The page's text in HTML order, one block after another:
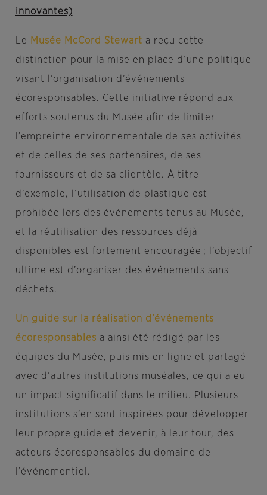
innovantes)
Le Musée McCord Stewart a reçu cette
distinction pour la mise en place d’une politique
visant l’organisation d’événements
écoresponsables. Cette initiative répond aux
efforts soutenus du Musée afin de limiter
l’empreinte environnementale de ses activités
et de celles de ses partenaires, de ses
fournisseurs et de sa clientèle. À titre
d’exemple, l’utilisation de plastique est
prohibée lors des événements tenus au Musée,
et la réutilisation des ressources déjà
disponibles est fortement encouragée ; l’objectif
ultime est d’organiser des événements sans
déchets.
Un guide sur la réalisation d’événements
écoresponsables a ainsi été rédigé par les
équipes du Musée, puis mis en ligne et partagé
avec d’autres institutions muséales, ce qui a eu
un impact significatif dans le milieu. Plusieurs
institutions s’en sont inspirées pour développer
leur propre guide et devenir, à leur tour, des
acteurs écoresponsables du domaine de
l’événementiel.